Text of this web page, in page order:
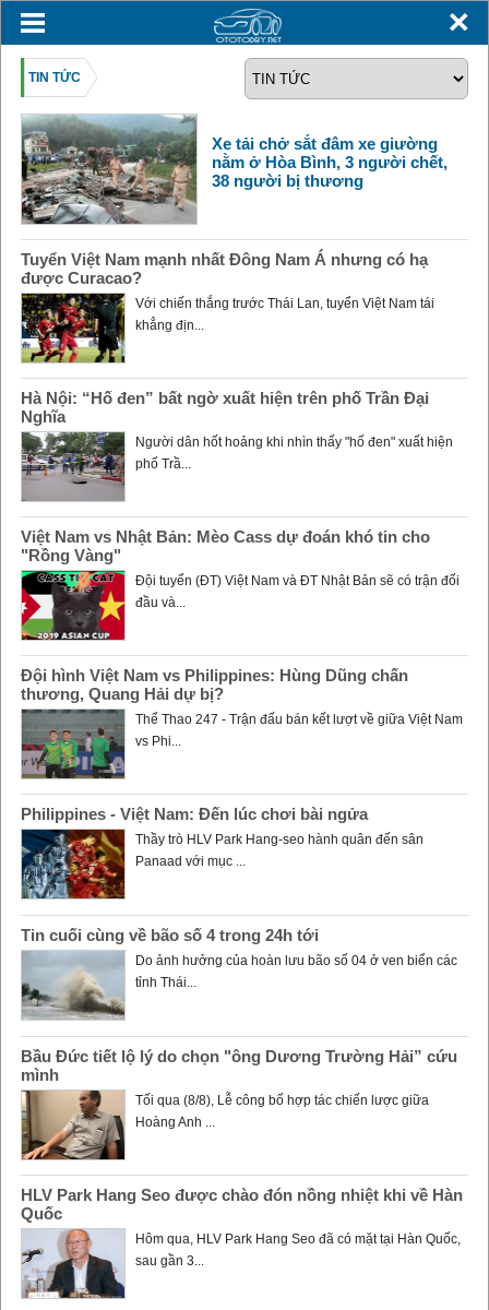
TIN TỨC
Xe tải chở sắt đâm xe giường
nằm ở Hòa Bình, 3 người chết,
38 người bị thương
Tuyển Việt Nam mạnh nhất Đông Nam Á nhưng có hạ
được Curacao?
Với chiến thắng trước Thái Lan, tuyển Việt Nam tái
khẳng địn...
Hà Nội: “Hố đen” bất ngờ xuất hiện trên phố Trần Đại
Nghĩa
Người dân hốt hoảng khi nhìn thấy "hố đen" xuất hiện
phố Trầ...
Việt Nam vs Nhật Bản: Mèo Cass dự đoán khó tin cho
"Rồng Vàng"
Đội tuyển (ĐT) Việt Nam và ĐT Nhật Bản sẽ có trận đối
đầu và...
Đội hình Việt Nam vs Philippines: Hùng Dũng chấn
thương, Quang Hải dự bị?
Thể Thao 247 - Trận đấu bán kết lượt về giữa Việt Nam
vs Phi...
Philippines - Việt Nam: Đến lúc chơi bài ngửa
Thầy trò HLV Park Hang-seo hành quân đến sân
Panaad với mục ...
Tin cuối cùng về bão số 4 trong 24h tới
Do ảnh hưởng của hoàn lưu bão số 04 ở ven biển các
tỉnh Thái...
Bầu Đức tiết lộ lý do chọn "ông Dương Trường Hải” cứu
mình
Tối qua (8/8), Lễ công bố hợp tác chiến lược giữa
Hoàng Anh ...
HLV Park Hang Seo được chào đón nồng nhiệt khi về Hàn
Quốc
Hôm qua, HLV Park Hang Seo đã có mặt tại Hàn Quốc,
sau gần 3...